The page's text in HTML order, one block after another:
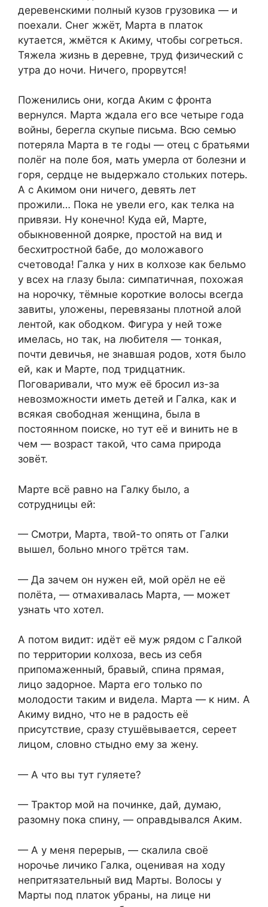
деревенскими полный кузов грузовика — и
поехали. Снег жжёт, Марта в платок
кутается, жмётся к Акиму, чтобы согреться.
Тяжела жизнь в деревне, труд физический с
утра до ночи. Ничего, прорвутся!
Поженились они, когда Аким с фронта
вернулся. Марта ждала его все четыре года
войны, берегла скупые письма. Всю семью
потеряла Марта в те годы — отец с братьями
полёг на поле боя, мать умерла от болезни и
горя, сердце не выдержало стольких потерь.
А с Акимом они ничего, девять лет
прожили… Пока не увели его, как телка на
привязи. Ну конечно! Куда ей, Марте,
обыкновенной доярке, простой на вид и
бесхитростной бабе, до моложавого
счетовода! Галка у них в колхозе как бельмо
у всех на глазу была: симпатичная, похожая
на норочку, тёмные короткие волосы всегда
завиты, уложены, перевязаны плотной алой
лентой, как ободком. Фигура у ней тоже
имелась, но так, на любителя — тонкая,
почти девичья, не знавшая родов, хотя было
ей, как и Марте, под тридцатник.
Поговаривали, что муж её бросил из-за
невозможности иметь детей и Галка, как и
всякая свободная женщина, была в
постоянном поиске, но тут её и винить не в
чем — возраст такой, что сама природа
зовёт.
Марте всё равно на Галку было, а
сотрудницы ей:
— Смотри, Марта, твой-то опять от Галки
вышел, больно много трётся там.
— Да зачем он нужен ей, мой орёл не её
полёта, — отмахивалась Марта, — может
узнать что хотел.
А потом видит: идёт её муж рядом с Галкой
по территории колхоза, весь из себя
припомаженный, бравый, спина прямая,
лицо задорное. Марта его только по
молодости таким и видела. Марта — к ним. А
Акиму видно, что не в радость её
присутствие, сразу стушёвывается, сереет
лицом, словно стыдно ему за жену.
— А что вы тут гуляете?
— Трактор мой на починке, дай, думаю,
разомну пока спину, — оправдывался Аким.
— А у меня перерыв, — скалила своё
норочье личико Галка, оценивая на ходу
непритязательный вид Марты. Волосы у
Марты под платок убраны, на лице ни